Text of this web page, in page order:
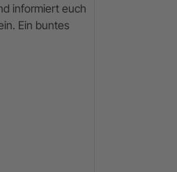
informiert euch
Ein buntes